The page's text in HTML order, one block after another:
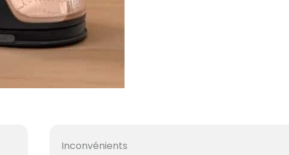
Inconvénients